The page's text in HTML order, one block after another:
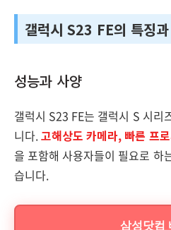
갤럭시 S23 FE의 특징
성능과 사양
갤럭시 S23 FE는 갤럭시 S 시리
니다.고해상도 카메라, 빠른 프
을 포함해 사용자들이 필요로 하
습니다.
삼성닷컴